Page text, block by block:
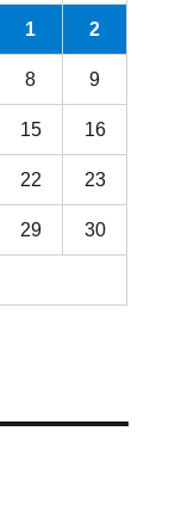
1 2
8 9
15 16
22 23
29 30